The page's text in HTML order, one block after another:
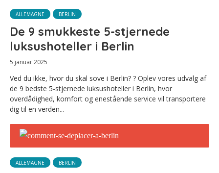
ALLEMAGNE BERLIN
De 9 smukkeste 5-stjernede
luksushoteller i Berlin
5 januar 2025
Ved du ikke, hvor du skal sove i Berlin? ? Oplev vores udvalg af
de 9 bedste 5-stjernede luksushoteller i Berlin, hvor
overdådighed, komfort og enestående service vil transportere
dig til en verden...
ALLEMAGNE BERLIN